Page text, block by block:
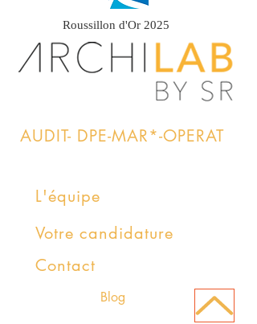
L'équipe
Votre candidature
Contact
AUDIT- DPE-MAR*-OPERAT
Blog
Roussillon d'Or 2025